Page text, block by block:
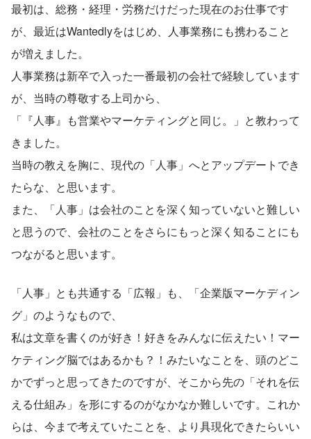
最初は、総務・経理・労務だけだった現在のお仕事です
が、最近はWantedlyをはじめ、人事業務にも携わること
が増えました。
人事業務は新卒で入った一番最初の会社で経験しています
が、当時の尊敬する上司から、
「『人事』も営業やマーケティングと同じ。」と教わって
きました。
当時の教えを胸に、現代の「人事」へとアップデートでき
たらな、と思います。
また、「人事」は会社のことを深く知っていないと難しい
と思うので、会社のことをさらにもっと深く知ることにも
つながると思います。
「人事」とも共通する「広報」も、「企業版マーケディン
グ」のようなもので、
私は文章を書くのが好き！好きをみんなに伝えたい！マー
ケティング脳ではあるかも？！みたいなことを、頭のどこ
かでずっと思ってきたのですが、そこから先の「それを伝
える仕組み」を形にするのがなかなか難しいです。これか
らは、今まで考えていたことを、より具現化できたらいい